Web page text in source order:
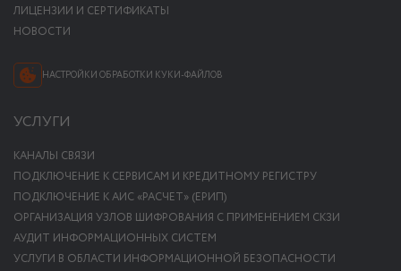
ЛИЦЕНЗИИ И СЕРТИФИКАТЫ
НОВОСТИ
НАСТРОЙКИ ОБРАБОТКИ КУКИ-ФАЙЛОВ
УСЛУГИ
КАНАЛЫ СВЯЗИ
ПОДКЛЮЧЕНИЕ К СЕРВИСАМ И КРЕДИТНОМУ РЕГИСТРУ
ПОДКЛЮЧЕНИЕ К АИС «РАСЧЕТ» (ЕРИП)
ОРГАНИЗАЦИЯ УЗЛОВ ШИФРОВАНИЯ С ПРИМЕНЕНИЕМ СКЗИ
АУДИТ ИНФОРМАЦИОННЫХ СИСТЕМ
УСЛУГИ В ОБЛАСТИ ИНФОРМАЦИОННОЙ БЕЗОПАСНОСТИ